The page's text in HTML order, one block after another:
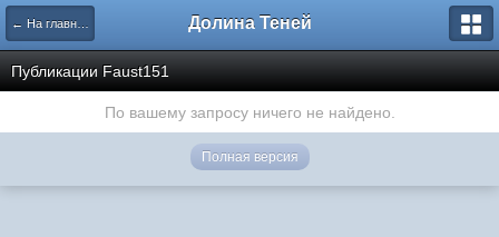
← На главную Долина Теней
Публикации Faust151
По вашему запросу ничего не найдено.
Полная версия